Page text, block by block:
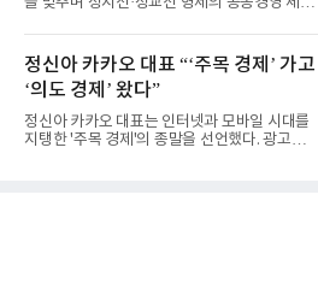
정신아 카카오 대표 “‘주목 경제’ 가고
‘의도 경제’ 왔다”
정신아 카카오 대표는 인터넷과 모바일 시대를
지탱한 '주목 경제'의 종말을 선언했다. 광고를